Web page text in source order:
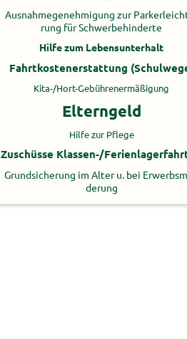
Aus­nah­me­ge­neh­mi­gung zur
rung für Schwer­be­hin­der­te
Hilfe zum Le­bens­un­ter­halt
Fahrt­kos­ten­er­stat­tung
Kita-/Hort-​Gebührenermäßigung
El­tern­geld
Hilfe zur Pfle­ge
Zu­schüs­se Klassen-​/
Grund­si­che­rung im Alter u. bei
de­rung